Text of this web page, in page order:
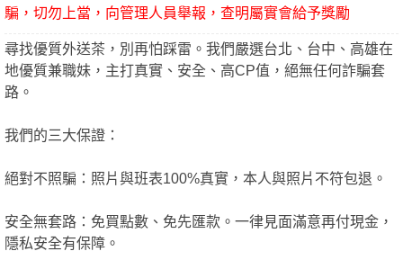
索
騙，切勿上當，向管理人員舉報，查明屬實會給予獎勵
尋找優質外送茶，別再怕踩雷。我們嚴選台北、台中、高雄在
地優質兼職妹，主打真實、安全、高CP值，絕無任何詐騙套
路。
我們的三大保證：
絕對不照騙：照片與班表100%真實，本人與照片不符包退。
安全無套路：免買點數、免先匯款。一律見面滿意再付現金，
隱私安全有保障。